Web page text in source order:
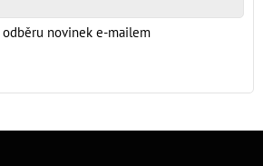
novinek e-mailem